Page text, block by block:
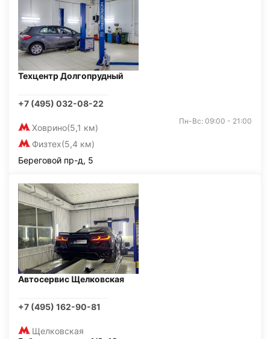
Техцентр Долгопрудный
+7 (495) 032-08-22
Ховрино(5,1 км)
Физтех(5,4 км)
Пн-Вс: 09:00 - 21:00
Береговой пр-д, 5
Автосервис Щелковская
+7 (495) 162-90-81
Щелковская